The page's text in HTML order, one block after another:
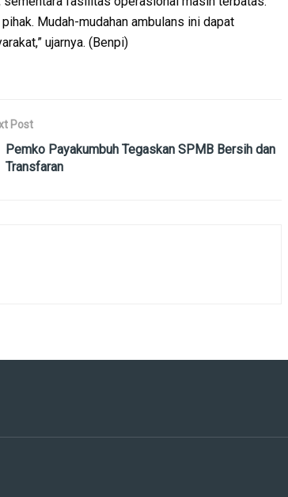
Mudah-mudahan ambulans ini dapat
ujarnya. (Benpi)
Post
Pemko Payakumbuh Tegaskan SPMB Bersih dan
Transfaran